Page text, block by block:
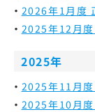
2026年1月度
2025年12月度
2025年
2025年11月度
2025年10月度